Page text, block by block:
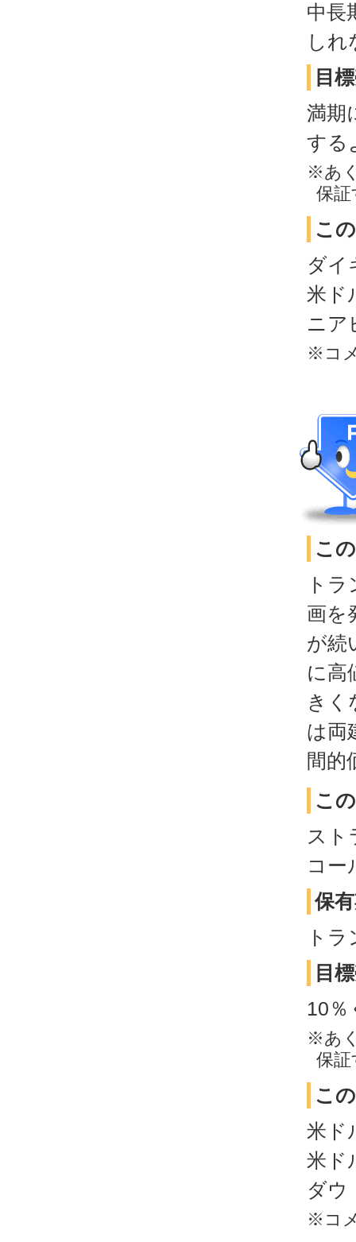
中長
しれ
目
満期
する
※あ
保
こ
ダイ
米ド
ニア
※コ
こ
ト
画を
が続
に高
きく
は両
間的
こ
スト
コー
保
ト
目
10％
※あ
保
こ
米ド
米ド
ダウ
※コ